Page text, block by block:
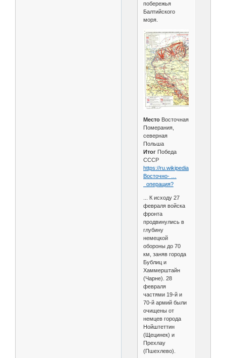
побережья
Балтийского
моря.
МестоВосточная
Померания,
северная
Польша
ИтогПобеда
СССР
https://ru.wikipedia.org/wiki/
Восточно- …
_операция?
... К исходу 27
февраля войска
фронта
продвинулись в
глубину
немецкой
обороны до 70
км, заняв города
Бублиц и
Хаммерштайн
(Чарне). 28
февраля
частями 19-й и
70-й армий были
очищены от
немцев города
Нойштеттин
(Щецинек) и
Прехлау
(Пшехлево).